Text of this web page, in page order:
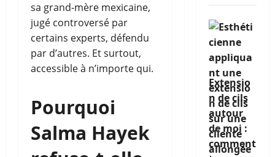
sa grand-mère mexicaine,
jugé controversé par
certains experts, défendu
par d’autres. Et surtout,
accessible à n’importe qui.
Pourquoi
Salma Hayek
Extensio
n de cils
autour
de moi :
comment